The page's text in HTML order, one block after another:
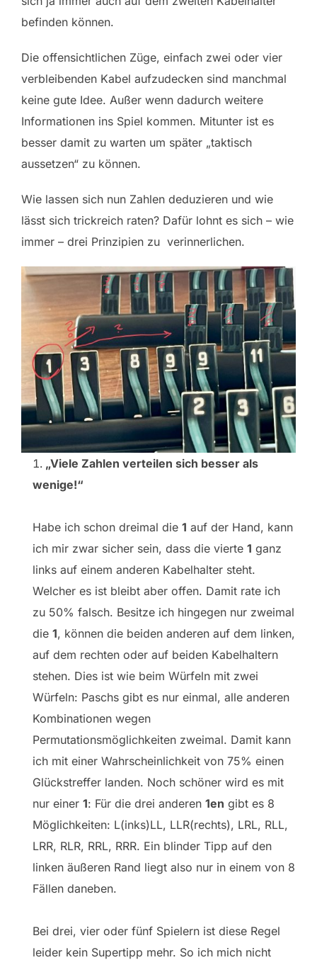
befinden können.
Die offensichtlichen Züge, einfach zwei oder vier
verbleibenden Kabel aufzudecken sind manchmal
keine gute Idee. Außer wenn dadurch weitere
Informationen ins Spiel kommen. Mitunter ist es
besser damit zu warten um später „taktisch
aussetzen“ zu können.
Wie lassen sich nun Zahlen deduzieren und wie
lässt sich trickreich raten? Dafür lohnt es sich – wie
immer – drei Prinzipien zu verinnerlichen.
„Viele Zahlen verteilen sich besser als
wenige!“
Habe ich schon dreimal die 1 auf der Hand, kann
ich mir zwar sicher sein, dass die vierte 1 ganz
links auf einem anderen Kabelhalter steht.
Welcher es ist bleibt aber offen. Damit rate ich
zu 50% falsch. Besitze ich hingegen nur zweimal
die 1, können die beiden anderen auf dem linken,
auf dem rechten oder auf beiden Kabelhaltern
stehen. Dies ist wie beim Würfeln mit zwei
Würfeln: Paschs gibt es nur einmal, alle anderen
Kombinationen wegen
Permutationsmöglichkeiten zweimal. Damit kann
ich mit einer Wahrscheinlichkeit von 75% einen
Glückstreffer landen. Noch schöner wird es mit
nur einer 1: Für die drei anderen 1en gibt es 8
Möglichkeiten: L(inks)LL, LLR(rechts), LRL, RLL,
LRR, RLR, RRL, RRR. Ein blinder Tipp auf den
linken äußeren Rand liegt also nur in einem von 8
Fällen daneben.
Bei drei, vier oder fünf Spielern ist diese Regel
leider kein Supertipp mehr. So ich mich nicht